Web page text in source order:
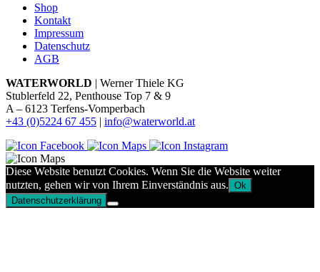
Shop
Kontakt
Impressum
Datenschutz
AGB
WATERWORLD | Werner Thiele KG
Stublerfeld 22, Penthouse Top 7 & 9
A – 6123 Terfens-Vomperbach
+43 (0)5224 67 455 | info@waterworld.at
Diese Website benutzt Cookies. Wenn Sie die Website weiter
nutzten, gehen wir von Ihrem Einverständnis aus. Ok
Datenschutzerklärung